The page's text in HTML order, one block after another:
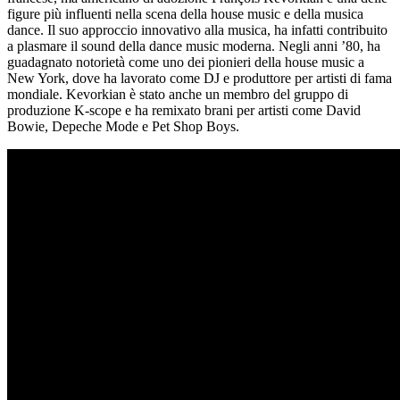
figure più influenti nella scena della house music e della musica
dance. Il suo approccio innovativo alla musica, ha infatti contribuito
a plasmare il sound della dance music moderna. Negli anni ’80, ha
guadagnato notorietà come uno dei pionieri della house music a
New York, dove ha lavorato come DJ e produttore per artisti di fama
mondiale. Kevorkian è stato anche un membro del gruppo di
produzione K-scope e ha remixato brani per artisti come David
Bowie, Depeche Mode e Pet Shop Boys.